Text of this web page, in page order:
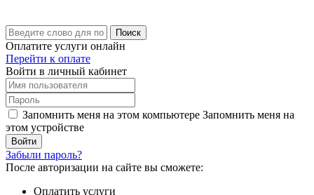
Поиск
Оплатите услуги онлайн
Перейти к оплате
Войти в личный кабинет
Запомнить меня на этом компьютере Запомнить меня на
этом устройстве
Забыли пароль?
После авторизации на сайте вы сможете:
Оплатить услуги